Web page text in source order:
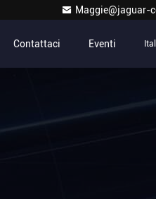
Maggie@jaguar-
Contattaci Eventi